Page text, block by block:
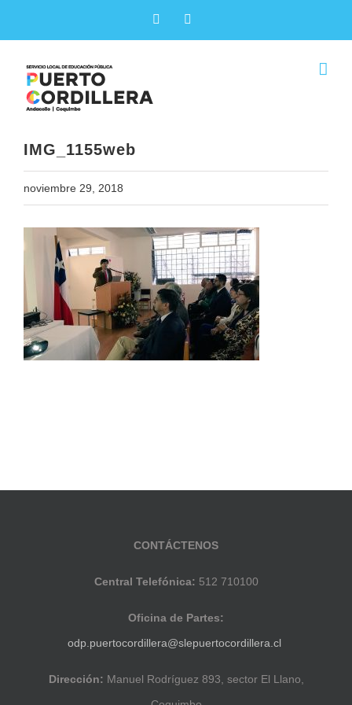
Facebook
IMG_1155web
noviembre 29, 2018
CONTÁCTENOS
Central Telefónica: 512 710100
Oficina de Partes:
odp.puertocordillera@slepuertocordillera.cl
Dirección: Manuel Rodríguez 893, sector El Llano,